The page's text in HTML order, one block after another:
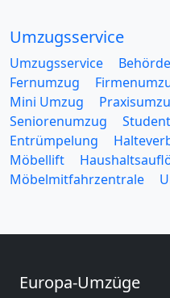
Umzugsservice
Umzugsservice
Fernumzug
Mini Umzug
Seniorenumzug
Entrümpelung
Möbellift
Möbelmitfahrzentrale
Europa-Umzüge